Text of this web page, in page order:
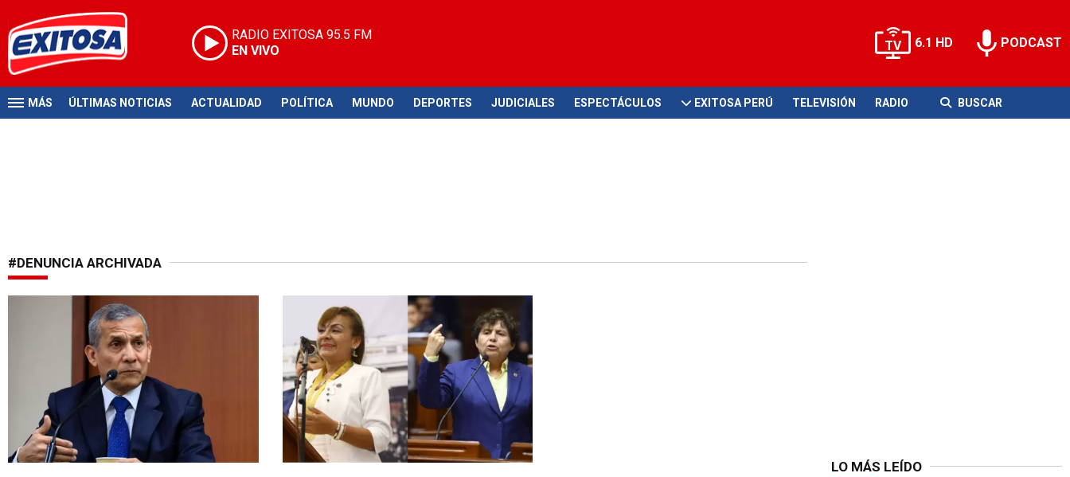
RADIO EXITOSA 95.5 FM
EN VIVO
6.1 HD PODCAST
MÁS ÚLTIMAS NOTICIAS ACTUALIDAD POLÍTICA MUNDO DEPORTES JUDICIALES ESPECTÁCULOS EXITOSA PERÚ TELEVISIÓN RADIO BUSCAR
#DENUNCIA ARCHIVADA
Resolución emitida Resuelven tres denuncias
LO MÁS LEÍDO